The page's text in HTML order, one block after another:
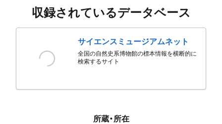
収録されているデータベース
サイエンスミュージアムネット
全国の自然史系博物館の標本情報を横断的に
検索するサイト
所蔵・所在